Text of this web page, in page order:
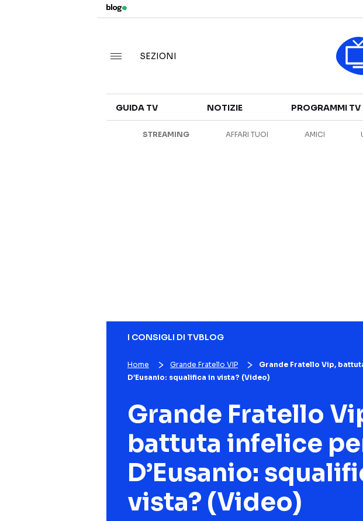
CANALI TV
SEZIONI
GUIDA TV NOTIZIE PROGRAMMI TV
STREAMING AFFARI TUOI AMICI
I CONSIGLI DI TVBLOG
Home Grande Fratello VIP
Grande Fratello Vip,
D’Eusanio: squalifica in vista? (Video)
Grande Fratello
battuta infelice
D’Eusanio:
vista? (Video)